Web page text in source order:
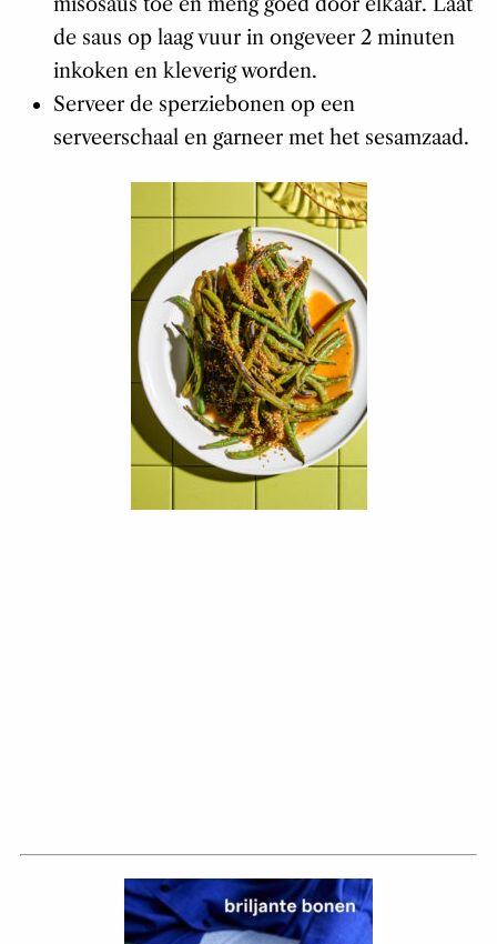
de saus op laag vuur in ongeveer 2 minuten
inkoken en kleverig worden.
Serveer de sperziebonen op een
serveerschaal en garneer met het sesamzaad.